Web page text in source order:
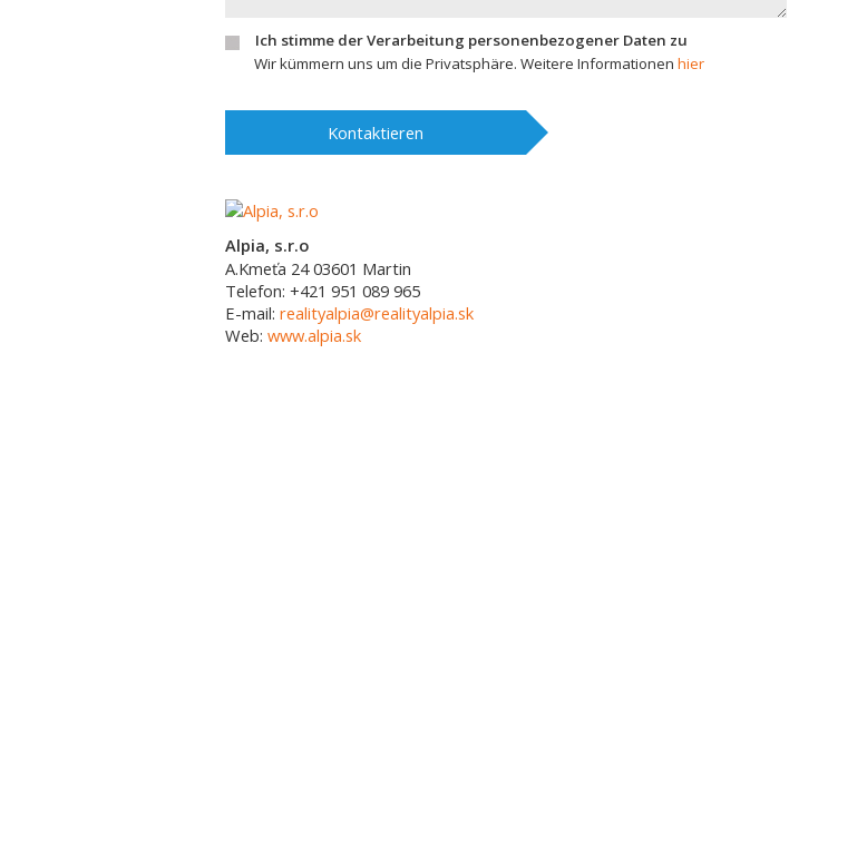
Ich stimme der Verarbeitung personenbezogener Daten zu
Wir kümmern uns um die Privatsphäre. Weitere Informationen hier
Kontaktieren
Alpia, s.r.o
A.Kmeťa 24 03601 Martin
Telefon: +421 951 089 965
E-mail: realityalpia@realityalpia.sk
Web: www.alpia.sk